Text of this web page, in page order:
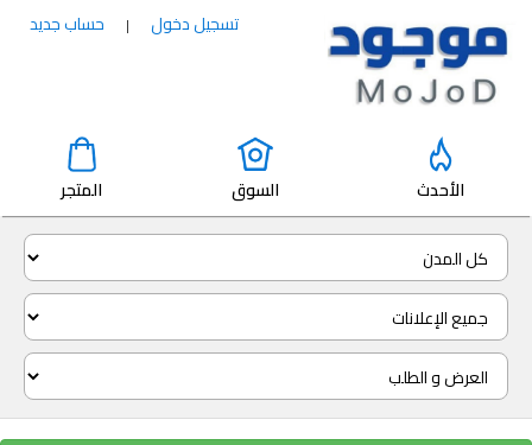
تسجيل دخول | حساب جديد
الأحدث السوق المتجر